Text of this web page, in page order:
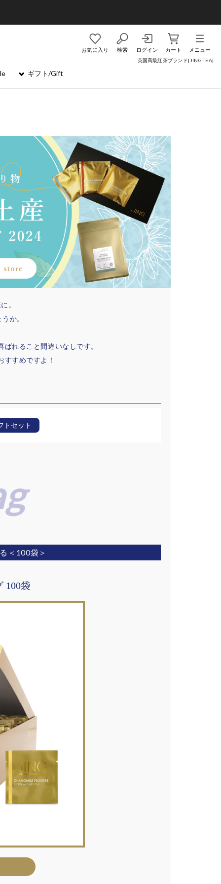
英国高級紅茶ブランド[JING TEA]
お気に入り 検索 ログイン カート メニュー
ギフト/Gift
。
か。
れること間違いなしです。
すめですよ！
トセット
＜100袋＞
100袋